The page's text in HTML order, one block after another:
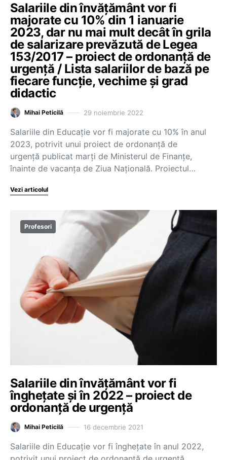
Salariile din învățământ vor fi
majorate cu 10% din 1 ianuarie
2023, dar nu mai mult decât în grila
de salarizare prevăzută de Legea
153/2017 – proiect de ordonanță de
urgență / Lista salariilor de bază pe
fiecare funcție, vechime și grad
didactic
Mihai Peticilă 29 noiembrie 2022
Salariile din Educație vor fi majorate cu 10% în anul
2023, potrivit unui proiect de ordonanță de
urgență publicat marți de Ministerul de Finanțe,
înainte de vacanța de Ziua Națională. Proiectul…
Vezi articolul
Profesori
Salariile din învățământ vor fi
înghețate și în 2022 – proiect de
ordonanță de urgență
Mihai Peticilă 16 decembrie 2021
Salariile din Educație vor fi înghețate în anul 2022,